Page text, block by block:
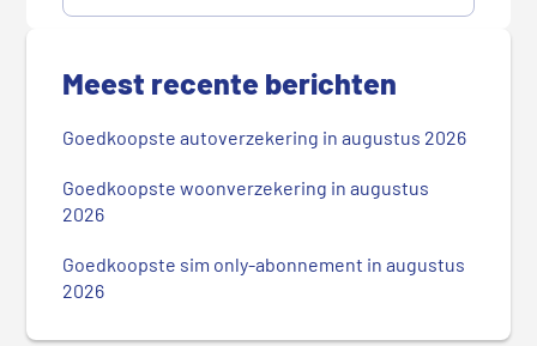
d
Meest recente berichten
Goedkoopste autoverzekering in augustus 2026
Goedkoopste woonverzekering in augustus
2026
Goedkoopste sim only-abonnement in augustus
2026